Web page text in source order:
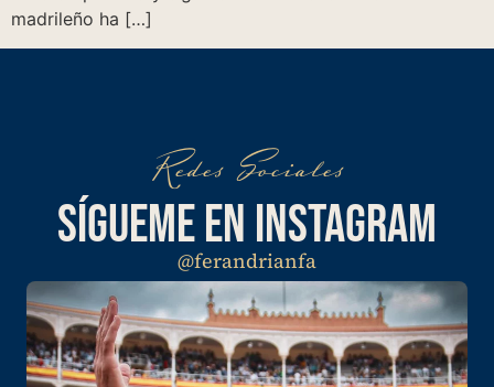
madrileño ha […]
Redes Sociales
SÍGUEME EN INSTAGRAM
@ferandrianfa